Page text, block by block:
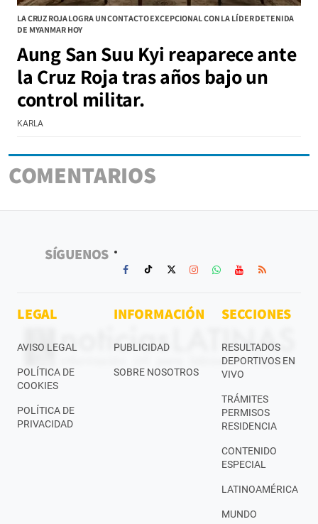
LA CRUZ ROJA LOGRA UN CONTACTO EXCEPCIONAL CON LA LÍDER DETENIDA
DE MYANMAR HOY
Aung San Suu Kyi reaparece ante
la Cruz Roja tras años bajo un
control militar.
KARLA
COMENTARIOS
SÍGUENOS
LEGAL
AVISO LEGAL
POLÍTICA DE
COOKIES
POLÍTICA DE
PRIVACIDAD
INFORMACIÓN
PUBLICIDAD
SOBRE NOSOTROS
SECCIONES
RESULTADOS
DEPORTIVOS EN
VIVO
TRÁMITES
PERMISOS
RESIDENCIA
CONTENIDO
ESPECIAL
LATINOAMÉRICA
MUNDO